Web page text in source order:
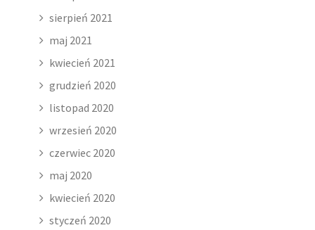
sierpień 2021
maj 2021
kwiecień 2021
grudzień 2020
listopad 2020
wrzesień 2020
czerwiec 2020
maj 2020
kwiecień 2020
styczeń 2020